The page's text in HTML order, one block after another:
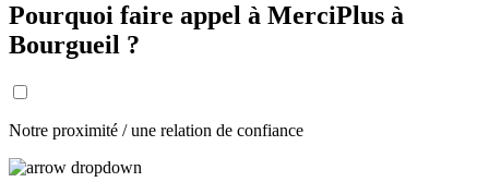
Pourquoi faire appel à MerciPlus à
Bourgueil ?
Notre proximité / une relation de confiance